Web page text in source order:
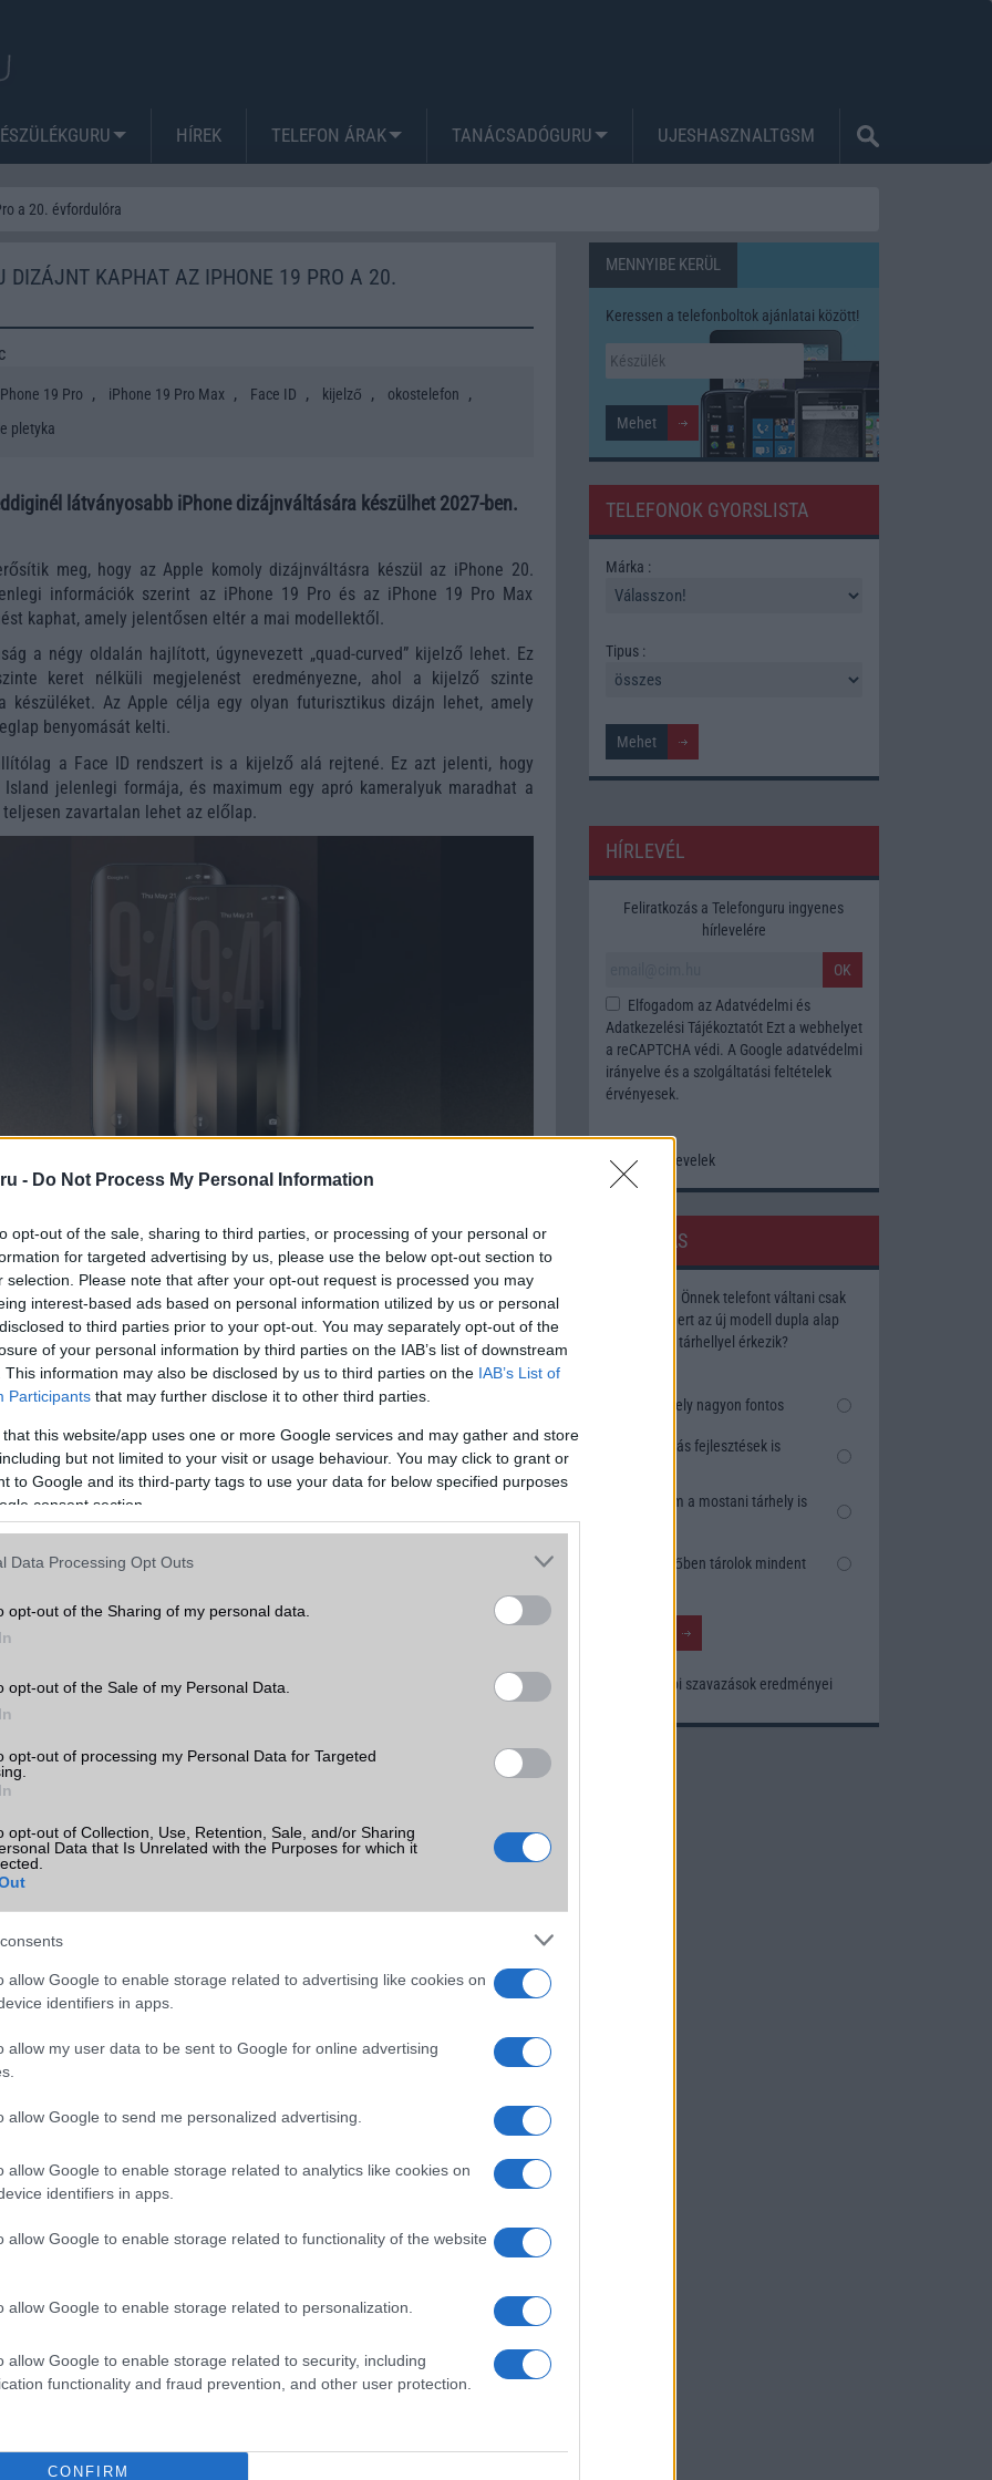
- Do Not Process My Personal Information
opt-out of the sale, sharing to third parties, or processing of your personal or
for targeted advertising by us, please use the below opt-out section to
selection. Please note that after your opt-out request is processed you may
interest-based ads based on personal information utilized by us or personal
to third parties prior to your opt-out. You may separately opt-out of the
of your personal information by third parties on the IAB’s list of downstream
This information may also be disclosed by us to third parties on the IAB’s List of
Participants that may further disclose it to other third parties.
that this website/app uses one or more Google services and may gather and store
but not limited to your visit or usage behaviour. You may click to grant or
to Google and its third-party tags to use your data for below specified purposes
consent section.
Data Processing Opt Outs
opt-out of the Sharing of my personal data.
opt-out of the Sale of my Personal Data.
opt-out of processing my Personal Data for Targeted
opt-out of Collection, Use, Retention, Sale, and/or Sharing
Data that Is Unrelated with the Purposes for which it
allow Google to enable storage related to advertising like cookies on
identifiers in apps.
allow my user data to be sent to Google for online advertising
allow Google to send me personalized advertising.
allow Google to enable storage related to analytics like cookies on
identifiers in apps.
allow Google to enable storage related to functionality of the website
allow Google to enable storage related to personalization.
allow Google to enable storage related to security, including
functionality and fraud prevention, and other user protection.
CONFIRM
HÍREK TELEFON ÁRAK TANÁCSADÓGURU UJESHASZNALTGSM
a 20. évfordulóra
DIZÁJNT KAPHAT AZ IPHONE 19 PRO A 20.
19 Pro , iPhone 19 Pro Max , Face ID , kijelző , okostelefon ,
pletyka
látványosabb iPhone dizájnváltására készülhet 2027-ben.
meg, hogy az Apple komoly dizájnváltásra készül az iPhone 20.
információk szerint az iPhone 19 Pro és az iPhone 19 Pro Max
kaphat, amely jelentősen eltér a mai modellektől.
a négy oldalán hajlított, úgynevezett „quad-curved” kijelző lehet. Ez
keret nélküli megjelenést eredményezne, ahol a kijelző szinte
készüléket. Az Apple célja egy olyan futurisztikus dizájn lehet, amely
benyomását kelti.
a Face ID rendszert is a kijelző alá rejtené. Ez azt jelenti, hogy
jelenlegi formája, és maximum egy apró kameralyuk maradhat a
zavartalan lehet az előlap.
a technológia tömeggyártásra való előkészítésén. Több ismert forrás is
ami jelentősen növeli a pletykák hitelességét.
sokan arra számítottak, hogy az Apple egy teljesen új modellt dob
A mostani jelentések viszont arra utalnak, hogy a különleges
19 Pro szériában debütálhat.
meglépi ezt a dizájnváltást, az lehet az első igazán nagy vizuális ugrás
azóta, hogy a cég évekkel ezelőtt eltávolította a Home gombot.
legfrissebb híreink között!
Max
készülék kimarad a
9 frissítésből – itt a
és továbbfejlesztett
több korábbi
iPhone 18 bemutató dátum -
ekkor rántja le a leplet az
2026.06.29
| Phone Arena
A szeptemberi eseményen az iPhone 18 Pro
hajlítható iPhone Ultra is bemutatkozhat,
miközben az áremelésekről szóló
MENNYIBE KERÜL
Keressen a telefonboltok ajánlatai között!
TELEFONOK GYORSLISTA
Márka :
Tipus :
HÍRLEVÉL
Feliratkozás a Telefonguru ingyenes
hírlevelére
OK
Elfogadom az Adatvédelmi és
Adatkezelési TájékoztatótEzt a webhelyet
a reCAPTCHA védi. A Google adatvédelmi
irányelve és a szolgáltatási feltételek
érvényesek.
Korábbi hírlevelek
SZAVAZÁS
Megérné Önnek telefont váltani csak
azért, mert az új modell dupla alap
tárhellyel érkezik?
Igen, a tárhely nagyon fontos
Talán, ha más fejlesztések is
Nem, nekem a mostani tárhely is
Inkább felhőben tárolok mindent
Korábbi szavazások eredményei